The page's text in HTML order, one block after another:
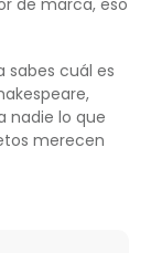
sabes cuál es
nadie lo que
merecen